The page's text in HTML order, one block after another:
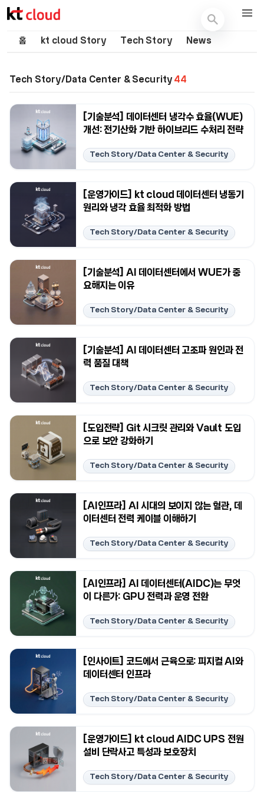
기술 블로그 (Tech) | kt cloud
홈 kt cloud Story Tech Story News
Tech Story/Data Center & Security 44
[기술분석] 데이터센터 냉각수 효율(WUE)
개선: 전기산화 기반 하이브리드 수처리 전략
Tech Story/Data Center & Security
[운영가이드] kt cloud 데이터센터 냉동기
원리와 냉각 효율 최적화 방법
Tech Story/Data Center & Security
[기술분석] AI 데이터센터에서 WUE가 중
요해지는 이유
Tech Story/Data Center & Security
[기술분석] AI 데이터센터 고조파 원인과 전
력 품질 대책
Tech Story/Data Center & Security
[도입전략] Git 시크릿 관리와 Vault 도입
으로 보안 강화하기
Tech Story/Data Center & Security
[AI인프라] AI 시대의 보이지 않는 혈관, 데
이터센터 전력 케이블 이해하기
Tech Story/Data Center & Security
[AI인프라] AI 데이터센터(AIDC)는 무엇
이 다른가: GPU 전력과 운영 전환
Tech Story/Data Center & Security
[인사이트] 코드에서 근육으로: 피지컬 AI와
데이터센터 인프라
Tech Story/Data Center & Security
[운영가이드] kt cloud AIDC UPS 전원
설비 단락사고 특성과 보호장치
Tech Story/Data Center & Security